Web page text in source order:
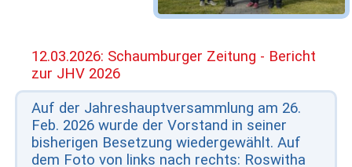
12.03.2026: Schaumburger Zeitung - Bericht
zur JHV 2026
Auf der Jahreshauptversammlung am 26.
Feb. 2026 wurde der Vorstand in seiner
bisherigen Besetzung wiedergewählt. Auf
dem Foto von links nach rechts: Roswitha